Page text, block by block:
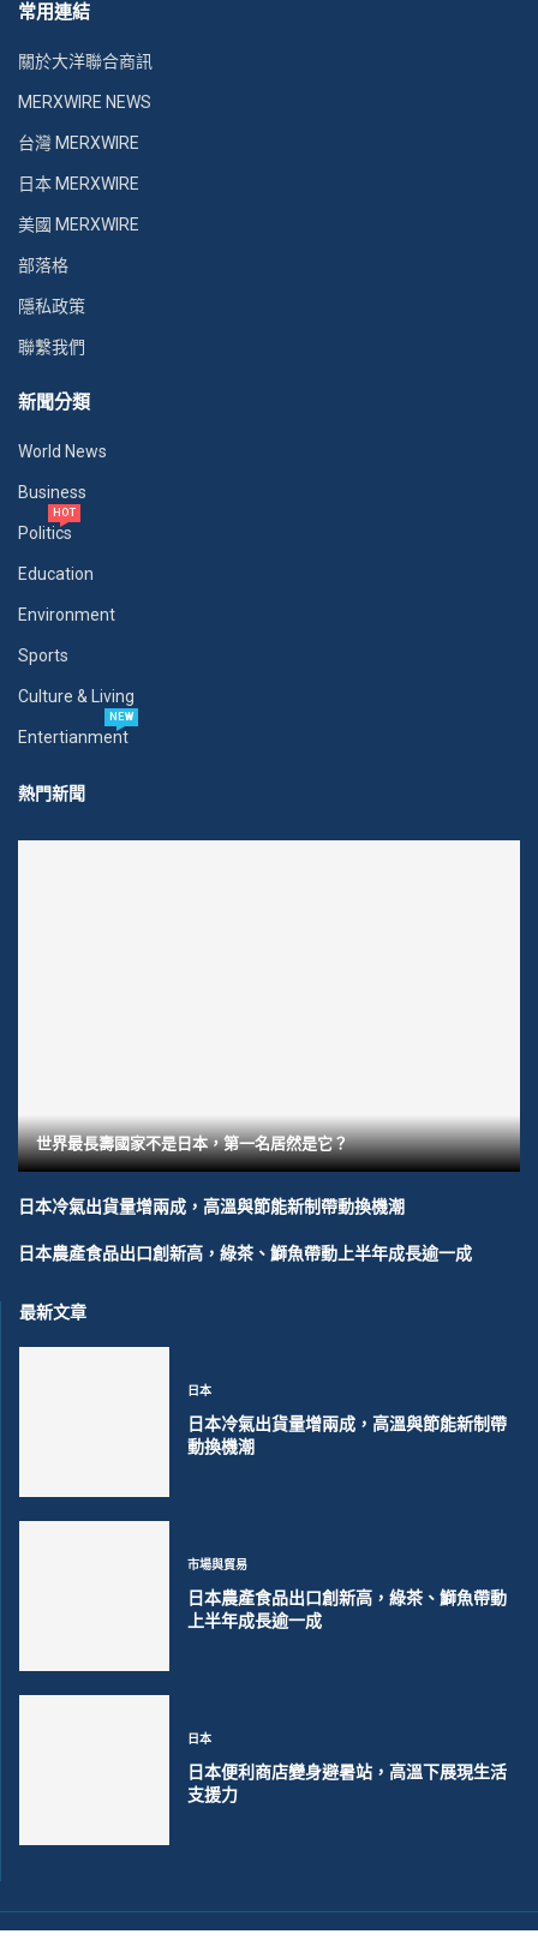
常用連結
關於大洋聯合商訊
MERXWIRE NEWS
台灣 MERXWIRE
日本 MERXWIRE
美國 MERXWIRE
部落格
隱私政策
聯繫我們
新聞分類
World News
Business
Politics
HOT
Education
Environment
Sports
Culture & Living
Entertianment
NEW
熱門新聞
世界最長壽國家不是日本，第一名居然是它？
日本冷氣出貨量增兩成，高溫與節能新制帶動換機潮
日本農產食品出口創新高，綠茶、鰤魚帶動上半年成長逾一成
最新文章
日本
日本冷氣出貨量增兩成，高溫與節能新制帶
動換機潮
市場與貿易
日本農產食品出口創新高，綠茶、鰤魚帶動
上半年成長逾一成
日本
日本便利商店變身避暑站，高溫下展現生活
支援力